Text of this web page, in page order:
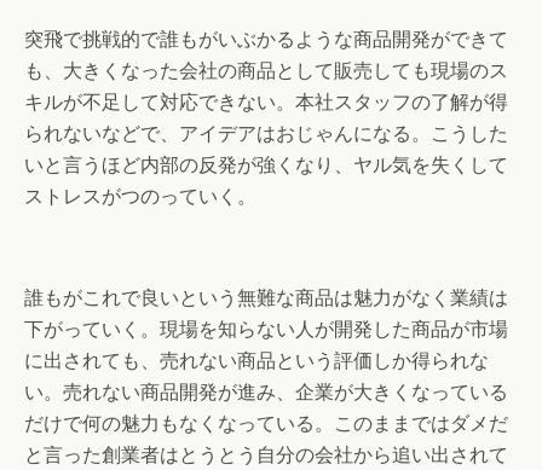
突飛で挑戦的で誰もがいぶかるような商品開発ができて
も、大きくなった会社の商品として販売しても現場のス
キルが不足して対応できない。本社スタッフの了解が得
られないなどで、アイデアはおじゃんになる。こうした
いと言うほど内部の反発が強くなり、ヤル気を失くして
ストレスがつのっていく。
誰もがこれで良いという無難な商品は魅力がなく業績は
下がっていく。現場を知らない人が開発した商品が市場
に出されても、売れない商品という評価しか得られな
い。売れない商品開発が進み、企業が大きくなっている
だけで何の魅力もなくなっている。このままではダメだ
と言った創業者はとうとう自分の会社から追い出されて